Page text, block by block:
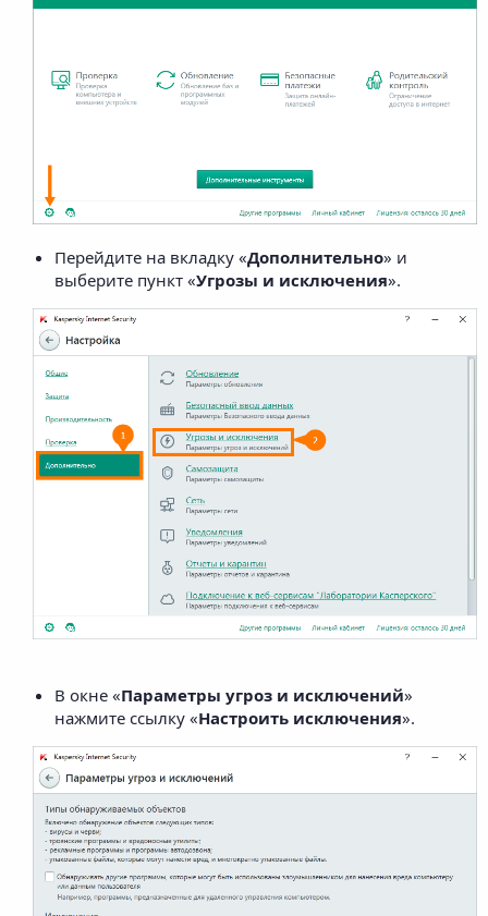
Перейдите на вкладку «Дополнительно» и
выберите пункт «Угрозы и исключения».
В окне «Параметры угроз и исключений»
нажмите ссылку «Настроить исключения».